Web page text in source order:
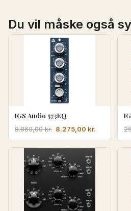
Du vil måske også
IGS Audio 573EQ
8.860,00kr. Den
oprindelige
pris
var:
8.860,00 kr..
8.275,00 kr.
aktuelle
pris
8.275,00